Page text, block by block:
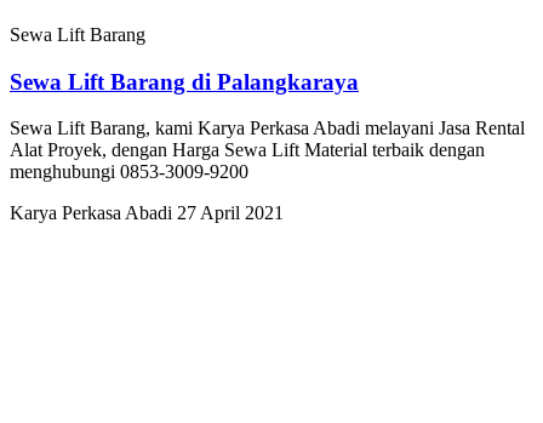
Sewa Lift Barang
Sewa Lift Barang di Palangkaraya
Sewa Lift Barang, kami Karya Perkasa Abadi melayani Jasa Rental
Alat Proyek, dengan Harga Sewa Lift Material terbaik dengan
menghubungi 0853-3009-9200
Karya Perkasa Abadi 27 April 2021